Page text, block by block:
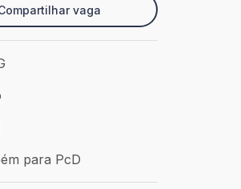
vaga
Betim - MG
Presencial
para PcD
para PcD